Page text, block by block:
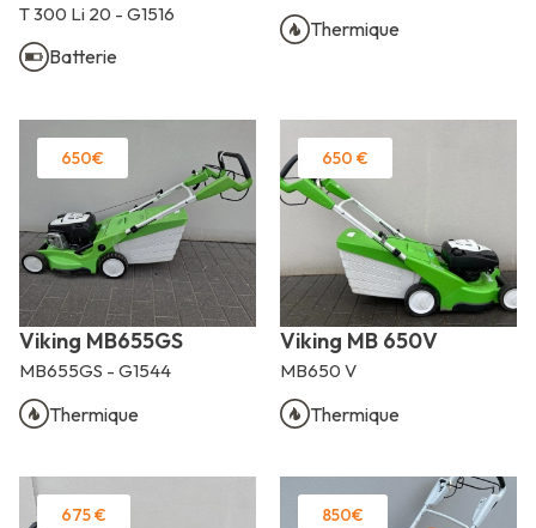
T 300 Li 20 - G1516
Batterie
Thermique
650€
Viking MB655GS
MB655GS - G1544
Thermique
650 €
Viking MB 650V
MB650 V
Thermique
675 € 850€